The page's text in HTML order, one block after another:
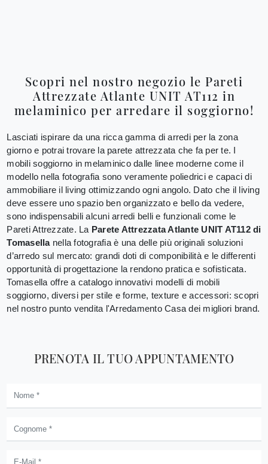
Scopri nel nostro negozio le Pareti
Attrezzate Atlante UNIT AT112 in
melaminico per arredare il soggiorno!
Lasciati ispirare da una ricca gamma di arredi per la zona
giorno e potrai trovare la parete attrezzata che fa per te. I
mobili soggiorno in melaminico dalle linee moderne come il
modello nella fotografia sono veramente poliedrici e capaci di
ammobiliare il living ottimizzando ogni angolo. Dato che il living
deve essere uno spazio ben organizzato e bello da vedere,
sono indispensabili alcuni arredi belli e funzionali come le
Pareti Attrezzate. La Parete Attrezzata Atlante UNIT AT112 di
Tomasellanella fotografia è una delle più originali soluzioni
d’arredo sul mercato: grandi doti di componibilità e le differenti
opportunità di progettazione la rendono pratica e sofisticata.
Tomasella offre a catalogo innovativi modelli di mobili
soggiorno, diversi per stile e forme, texture e accessori: scopri
nel nostro punto vendita l'Arredamento Casa dei migliori brand.
PRENOTA IL TUO APPUNTAMENTO